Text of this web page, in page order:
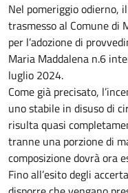
Nel pomeriggio odierno,
trasmesso al Comune di
per l’adozione di
Maria Maddalena n.6
luglio 2024.
Come già precisato,
uno stabile in disuso di
risulta quasi
tranne una porzione di
composizione dovrà ora
Fino all’esito degli